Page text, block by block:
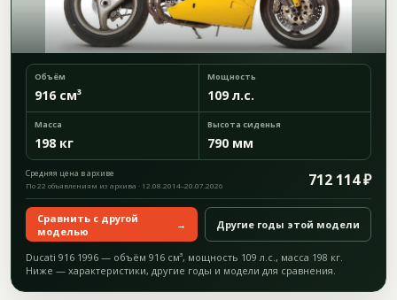
Объём
916 см³
Мощность
109 л.с.
Масса
198 кг
Высота сиденья
790 мм
Средняя цена в архиве 712 114 ₽
По 22 объявлениям из архива · 12.08.2014–20.07.2026
Сравнить с другой
моделью
→ Другие годы этой модели
Ducati 916 1996 — объём 916 см³, мощность 109 л.с., масса 198 кг.
Ниже — характеристики, другие годы и модели для сравнения.